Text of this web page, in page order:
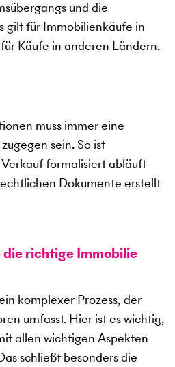
und die
gilt für Immobilienkäufe in
Käufe in anderen Ländern.
muss immer eine
sein. So ist
formalisiert abläuft
Dokumente erstellt
die richtige Immobilie
komplexer Prozess, der
umfasst. Hier ist es wichtig,
allen wichtigen Aspekten
schließt besonders die